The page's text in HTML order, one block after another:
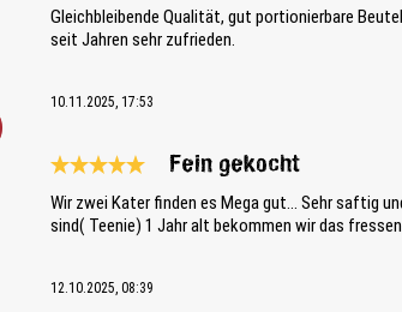
Gleichbleibende Qualität, gut portionierbare
seit Jahren sehr zufrieden.
10.11.2025, 17:53
Fein gekocht
Wir zwei Kater finden es Mega gut… Sehr saftig
sind( Teenie) 1 Jahr alt bekommen wir das
12.10.2025, 08:39